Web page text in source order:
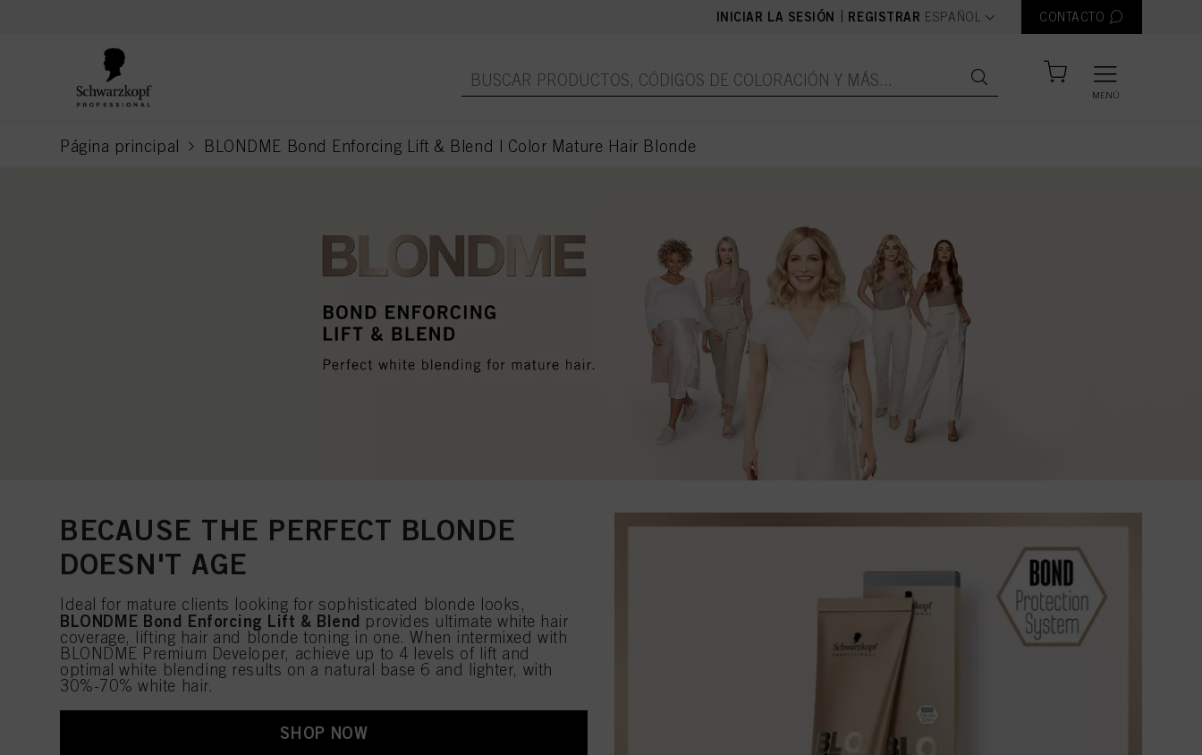
INICIAR LA SESIÓN REGISTRAR text.language
ESPAÑOL CONTACTO
MENÚ
Página principal BLONDME Bond Enforcing Lift & Blend | Color Mature Hair Blonde
current page
BECAUSE THE PERFECT BLONDE
DOESN'T AGE
Ideal for mature clients looking for sophisticated blonde looks,
BLONDME Bond Enforcing Lift & Blend provides ultimate white hair
coverage, lifting hair and blonde toning in one. When intermixed with
BLONDME Premium Developer, achieve up to 4 levels of lift and
optimal white blending results on a natural base 6 and lighter, with
30%-70% white hair.
SHOP NOW